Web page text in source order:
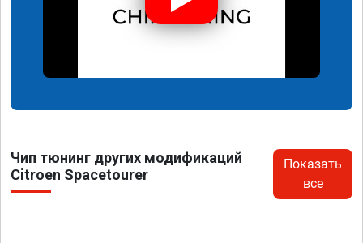
Чип тюнинг других модификаций
Citroen Spacetourer
Показать
все